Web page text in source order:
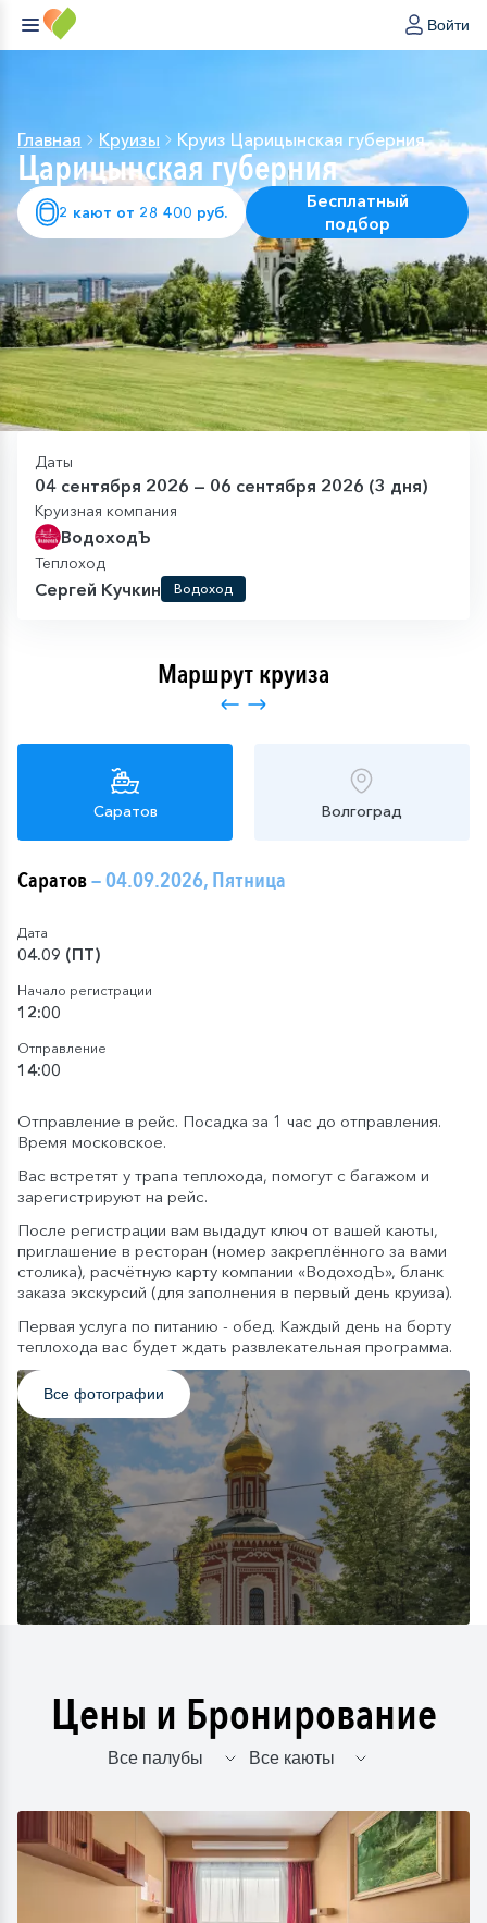
Войти
Главная Круизы Круиз Царицынская губерния
Царицынская губерния
2 кают от 28 400 руб.
Бесплатный
подбор
Даты
04 сентября 2026 — 06 сентября 2026 (3 дня)
Круизная компания
ВодоходЪ
Теплоход
Сергей Кучкин Водоход
Маршрут круиза
Саратов Волгоград
Саратов— 04.09.2026, Пятница
Дата
04.09 (ПТ)
Начало регистрации
12:00
Отправление
14:00
Отправление в рейс. Посадка за 1 час до отправления.
Время московское.
Вас встретят у трапа теплохода, помогут с багажом и
зарегистрируют на рейс.
После регистрации вам выдадут ключ от вашей каюты,
приглашение в ресторан (номер закреплённого за вами
столика), расчётную карту компании «ВодоходЪ», бланк
заказа экскурсий (для заполнения в первый день круиза).
Первая услуга по питанию - обед. Каждый день на борту
теплохода вас будет ждать развлекательная программа.
Все фотографии
Цены и Бронирование